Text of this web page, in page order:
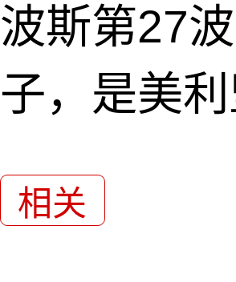
波斯第27
子，是美
相关